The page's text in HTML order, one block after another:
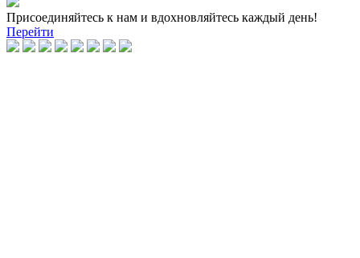
Присоединяйтесь к нам и вдохновляйтесь каждый день!
Перейти